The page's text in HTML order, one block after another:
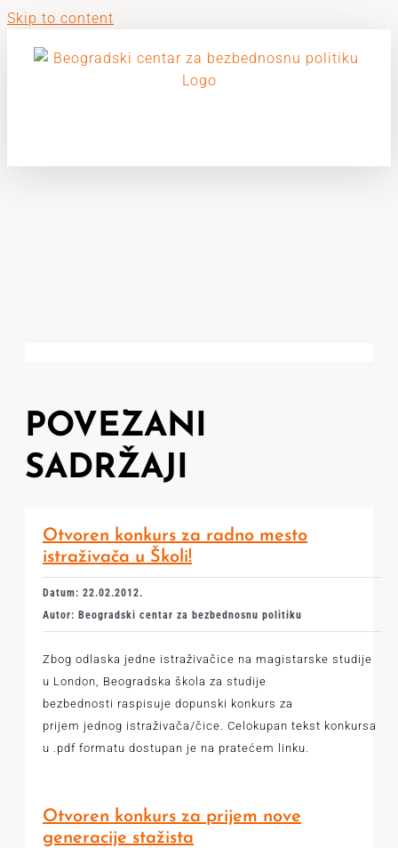
Skip to content
POVEZANI
SADRŽAJI
Otvoren konkurs za radno mesto
istraživača u Školi!
Datum: 22.02.2012.
Autor: Beogradski centar za bezbednosnu politiku
Zbog odlaska jedne istraživačice na magistarske studije
u London, Beogradska škola za studije
bezbednosti raspisuje dopunski konkurs za
prijem jednog istraživača/čice. Celokupan tekst konkursa
u .pdf formatu dostupan je na pratećem linku.
Otvoren konkurs za prijem nove
generacije stažista